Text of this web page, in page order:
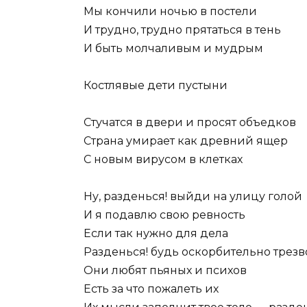
Мы кончили ночью в постели
И трудно, трудно прятаться в тень
И быть молчаливым и мудрым
Костлявые дети пустыни
Стучатся в двери и просят объедков
Страна умирает как древний ящер
С новым вирусом в клетках
Ну, разденься! выйди на улицу голой
И я подавлю свою ревность
Если так нужно для дела
Разденься! будь оскорбительно
Они любят пьяных и психов
Есть за что пожалеть их